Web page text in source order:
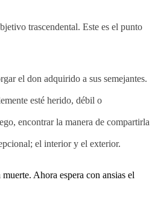
trascendental. Este es el punto
el don adquirido a sus semejantes.
esté herido, débil o
encontrar la manera de compartirla
el interior y el exterior.
Ahora espera con ansias el